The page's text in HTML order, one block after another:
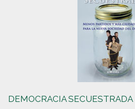
DEMOCRACIA SECUESTRADA